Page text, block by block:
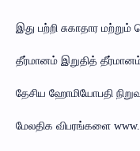
இது பற்றி சுகாதார
தீர்மானம் இறுதித்
தேசிய ஹோமியோபதி
மேலதிக விபரங்களை